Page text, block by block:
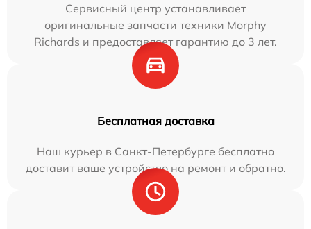
Сервисный центр устанавливает
оригинальные запчасти техники Morphy
Richards и предоставляет гарантию до 3 лет.
Бесплатная доставка
Наш курьер в Санкт-Петербурге бесплатно
доставит ваше устройство на ремонт и обратно.